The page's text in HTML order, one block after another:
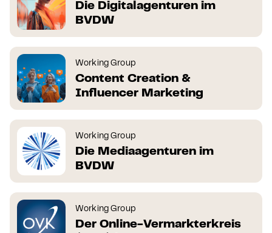
Die Digitalagenturen im
BVDW
Working Group
Content Creation &
Influencer Marketing
Working Group
Die Mediaagenturen im
BVDW
Working Group
Der Online-Vermarkterkreis